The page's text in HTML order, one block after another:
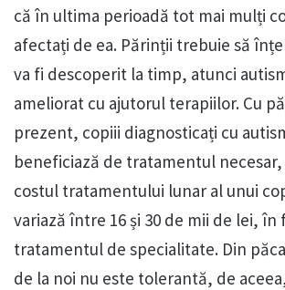
că în ultima perioadă tot mai mulți
afectați de ea. Părinții trebuie să
va fi descoperit la timp, atunci
ameliorat cu ajutorul terapiilor. Cu
prezent, copiii diagnosticați cu
beneficiază de tratamentul
costul tratamentului lunar al unui
variază între 16 și 30 de mii de lei, în
tratamentul de specialitate. Din
de la noi nu este tolerantă, de